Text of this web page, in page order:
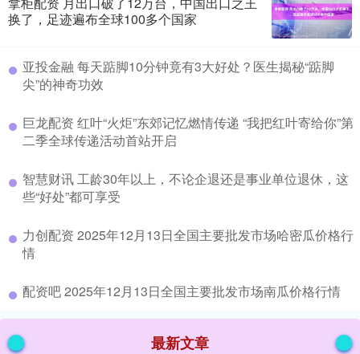
换了，足迹遍布全球100多个国家
​亚投金融 每天踮脚10分钟竟有3大好处？医生揭秘“踮脚
尖”的神奇功效
​巨龙配资 红叶“火炬”东郊记忆燃情传递 “我把红叶寄给你”第
二季全球传递活动首站开启
​智慧财讯 工龄30年以上，不论企退还是事业单位退休，这
些“好处”都可享受
​力创配资 2025年12月13日全国主要批发市场哈密瓜价格行
情
​配资吧 2025年12月13日全国主要批发市场南瓜价格行情
最新文章